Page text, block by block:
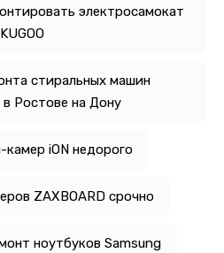
электросамокат
KUGOO
стиральных машин
в Ростове на Дону
iON недорого
ZAXBOARD срочно
ноутбуков Samsung